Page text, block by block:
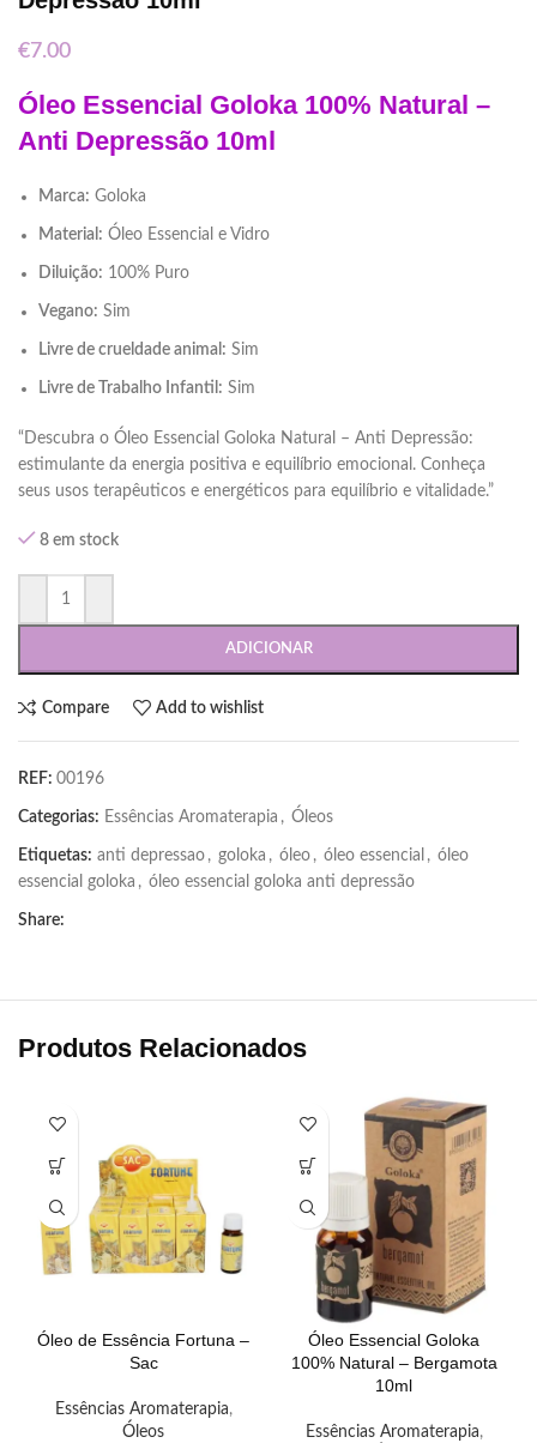
€7.00
Óleo Essencial Goloka 100% Natural –
Anti Depressão 10ml
Marca: Goloka
Material: Óleo Essencial e Vidro
Diluição: 100% Puro
Vegano: Sim
Livre de crueldade animal: Sim
Livre de Trabalho Infantil: Sim
“Descubra o Óleo Essencial Goloka Natural – Anti Depressão:
estimulante da energia positiva e equilíbrio emocional. Conheça
seus usos terapêuticos e energéticos para equilíbrio e vitalidade.”
8 em stock
ADICIONAR
Compare Add to wishlist
REF: 00196
Categorias: Essências Aromaterapia , Óleos
Etiquetas: anti depressao , goloka , óleo , óleo essencial , óleo
essencial goloka , óleo essencial goloka anti depressão
Share:
Produtos Relacionados
Óleo de Essência Fortuna –
Sac
Essências Aromaterapia,
Óleos
Óleo Essencial Goloka
100% Natural – Bergamota
10ml
Essências Aromaterapia,